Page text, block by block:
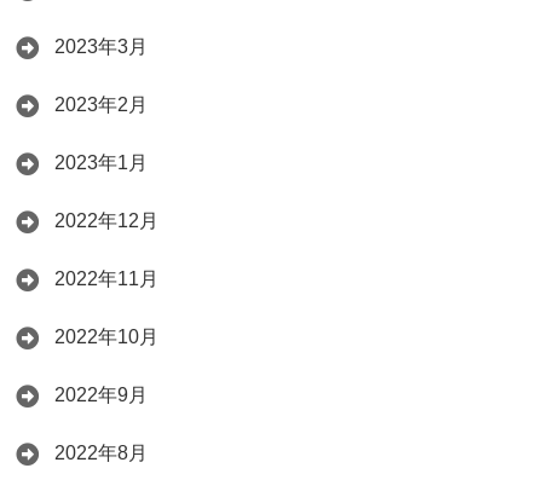
2023年3月
2023年2月
2023年1月
2022年12月
2022年11月
2022年10月
2022年9月
2022年8月